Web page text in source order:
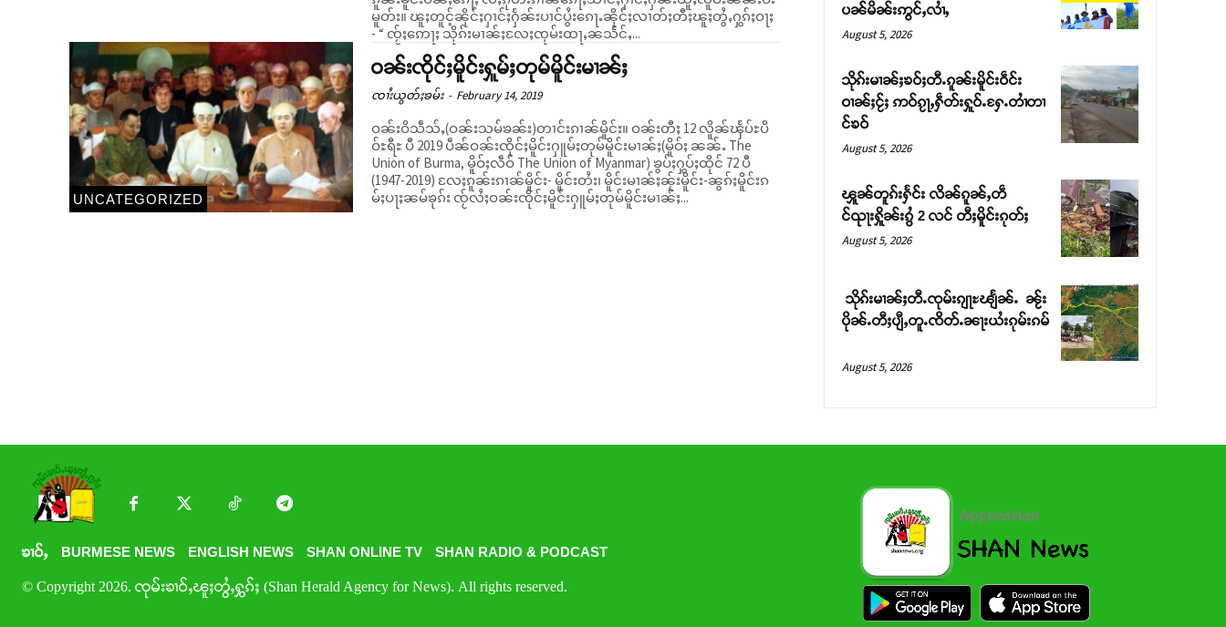
မူတ်း။ ၽူႈတူင့်ၼိုင်ႈႁၢင်ႈႁႅၼ်းပၢင်ပွႆးၵေႃႉၼိုင်ႈလၢတ်ႈတီႈၽူႈတွႆႇႁွၵ်ႈဝႃႈ
- “ ၸႂ်ႈဢေႃႈ သိုၵ်းမၢၼ်ႈလႄႈၸုမ်းထႃႇၼသႅင်ႇ...
UNCATEGORIZED
ဝၼ်းၸိုင်ႈမိူင်းႁူမ်ႈတုမ်မိူင်းမၢၼ်ႈ
ၸၢႆးယွတ်ႈၶမ်း - February 14, 2019
ဝၼ်းဝိသဵသ်ႇ(ဝၼ်းသမ်ၶၼ်း)တၢင်းၵၢၼ်မိူင်း။ ဝၼ်းတီႈ 12 လိူၼ်ၾႅပ်ႊပိ
ဝ်ႊရီႊ ပီ 2019 ပဵၼ်ဝၼ်းၸိုင်ႈမိူင်းႁူမ်ႈတုမ်မိူင်းမၢၼ်ႈ(မိူဝ်ႈ ၼၼ်ႉ The
Union of Burma, မိူဝ်ႈလဵဝ် The Union of Myanmar) ၶွပ်ႈႁွပ်ႈထိုင် 72 ပီ
(1947-2019) လႄႈၵူၼ်းၵၢၼ်မိူင်း- မိူင်းတႆး၊ မိူင်းမၢၼ်ႈၼႂ်းမိူင်း-ၼွၵ်ႈမိူင်းၵ
မ်ႈပႃႈၼမ်ၶုၵ်း ၸႂ်လႆႈဝၼ်းၸိုင်ႈမိူင်းႁူမ်ႈတုမ်မိူင်းမၢၼ်ႈ...
ပၼ်မိၼ်းဢွင်ႇလၢႆႇ
August 5, 2026
သိုၵ်းမၢၼ်ႈၶဝ်ႈတီႉၵူၼ်းမိူင်းဝဵင်း
ဝၢၼ်ႈငႂ်ႈ ဢဝ်ၵႂႃႇႁဵတ်းႁူဝ်ႉႁႄႉတၢႆတၢ
င်ၶဝ်
August 5, 2026
ၾူၼ်တူၵ်းႁႅင်း လိၼ်ၵူၼ်ႇတဵ
င်ၺႃးႁိူၼ်းၵွႆ 2 လင် တီႈမိူင်းၵုတ်ႈ
August 5, 2026
သိုၵ်းမၢၼ်ႈတီႉၸုမ်းၵျႃႊၽျႅၼ်ႉ ၼႂ်း
ပိုၼ်ႉတီႈပျီႇတူႉၸိတ်ႉၼႃးယႆးၵုမ်းၵမ်
August 5, 2026
ၶၢဝ်ႇ BURMESE NEWS ENGLISH NEWS SHAN ONLINE TV SHAN RADIO & PODCAST
© Copyright 2026. ၸုမ်းၶၢဝ်ႇၽူႈတွႆႇႁွၵ်ႈ (Shan Herald Agency for News). All rights reserved.